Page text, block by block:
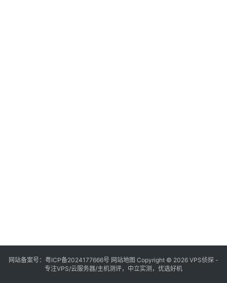
网站备案号： 粤ICP备2024177666号 网站地图 Copyright © 2026 VPS侦探 -
专注VPS/云服务器/主机测评，中立实测，优选好机